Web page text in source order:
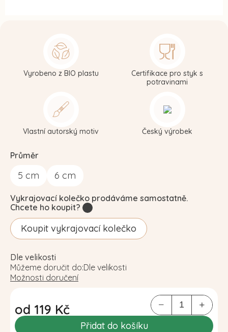
Průměr
5 cm 6 cm
od 119 Kč
Měrná
cena:
Přidat do košíku
Vyrobeno z BIO plastu
Certifikace pro styk s
potravinami
Vlastní autorský motiv Český výrobek
Vykrajovací kolečko prodáváme samostatně.
Chcete ho koupit?
Koupit vykrajovací kolečko
Dle velikosti
Můžeme doručit do:Dle velikosti
Možnosti doručení